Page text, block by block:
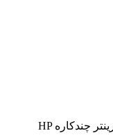
اولین کسی باشید که دیدگاهی می نویسد “پرینتر چندکاره HP